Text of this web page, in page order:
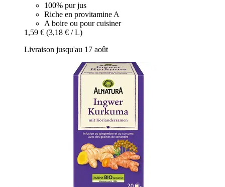
100% pur jus
Riche en provitamine A
A boire ou pour cuisiner
1,59 € (3,18 € / L)
Livraison jusqu'au 17 août